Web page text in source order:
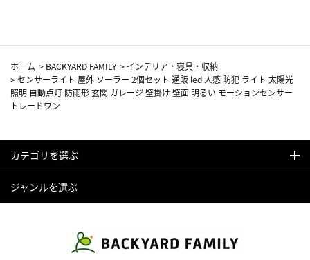
ホーム > BACKYARD FAMILY > インテリア・寝具・収納
>センサーライト 屋外 ソーラー 2個セット 通販 led 人感 防犯 ライト 太陽光
照明 自動点灯 防雨形 玄関 ガレージ 壁掛け 壁面 明るい モーションセンサー
トレードワン
カテゴリを選ぶ
ジャンルを選ぶ